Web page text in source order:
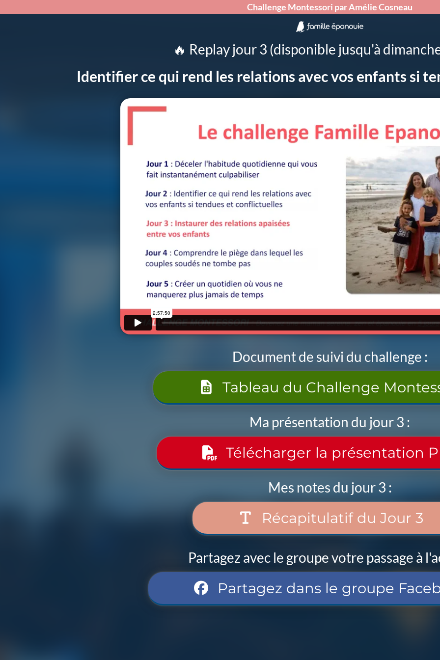
Challenge Montessori par Amélie Cosneau
🔥 Replay jour 3 (disponible jusqu'à
Identifier ce qui rend les relations avec vos enfants si
Document de suivi du challenge :
Tableau du Challenge
Ma présentation du jour 3 :
Télécharger la présentation
Mes notes du jour 3 :
Récapitulatif du Jour 3
Partagez avec le groupe votre passage à
Partagez dans le groupe